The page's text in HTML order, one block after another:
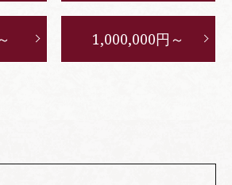
1,000,000円～